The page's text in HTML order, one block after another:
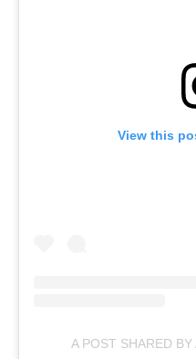
View this
A POST SHARED